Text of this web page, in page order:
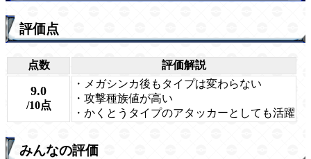
評価点
点数 評価解説
9.0
/10点
・メガシンカ後もタイプは変わらない
・攻撃種族値が高い
・かくとうタイプのアタッカーとしても活躍
みんなの評価